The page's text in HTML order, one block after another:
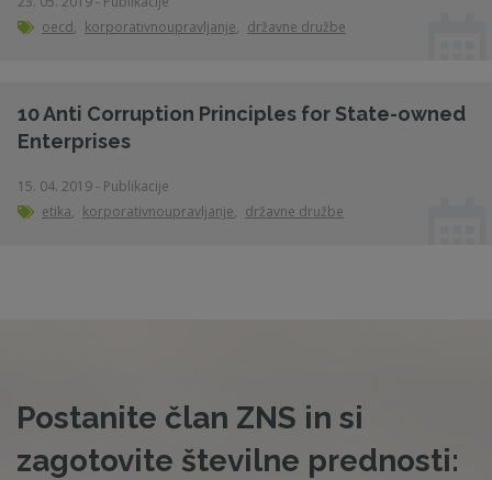
oecd, korporativnoupravljanje, državne družbe
10 Anti Corruption Principles for State-owned
Enterprises
15. 04. 2019 - Publikacije
etika, korporativnoupravljanje, državne družbe
Postanite član ZNS in si
zagotovite številne prednosti: